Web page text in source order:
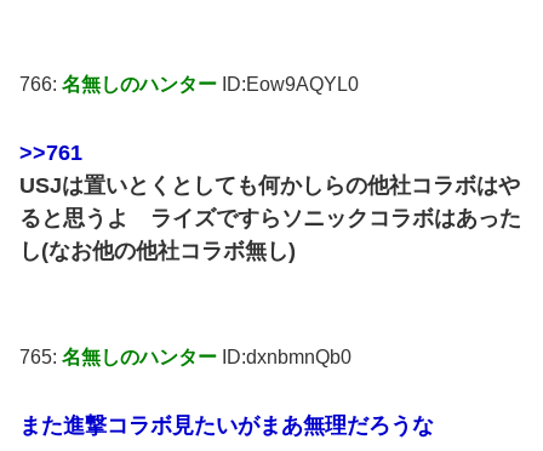
766: 名無しのハンター ID:Eow9AQYL0
>>761
USJは置いとくとしても何かしらの他社コラボはや
ると思うよ ライズですらソニックコラボはあった
し(なお他の他社コラボ無し)
765: 名無しのハンター ID:dxnbmnQb0
また進撃コラボ見たいがまあ無理だろうな